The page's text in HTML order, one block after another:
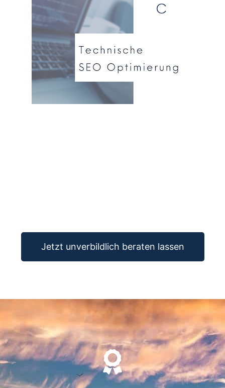
Jetzt unverbildlich beraten lassen